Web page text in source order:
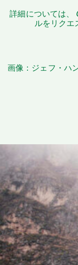
詳細については、
ルをリクエ
画像：ジェフ・ハ